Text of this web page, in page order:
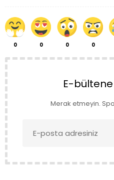
0 0 0 0
E-
Merak etmeyin.